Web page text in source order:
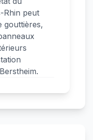
Rhin peut
gouttières,